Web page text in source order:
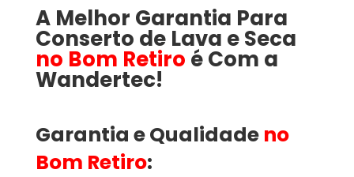
A Melhor Garantia Para
Conserto de Lava e Seca
no Bom Retiro é Com a
Wandertec!
Garantia e Qualidadeno
Bom Retiro: